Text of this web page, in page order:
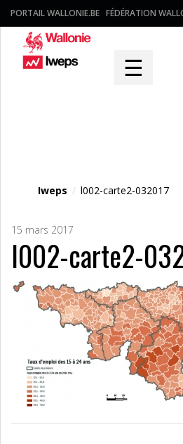
PORTAIL WALLONIE.BE FÉDÉRATION
☰
Iweps / l002-carte2-032017
15 mars 2017
l002-carte2-